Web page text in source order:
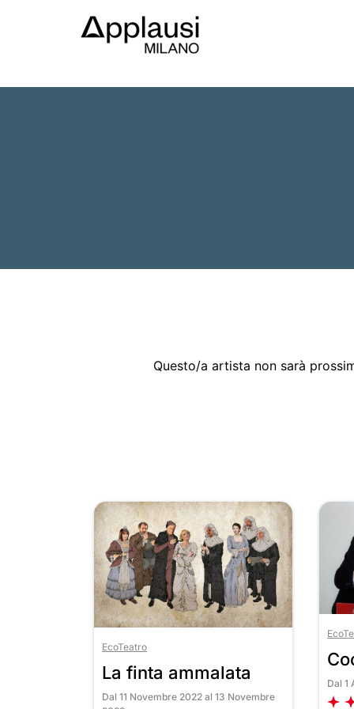
Questo/a artista non sarà
EcoTeatro
La finta ammalata
Dal 11 Novembre 2022 al 13 Novembre
Dal 1